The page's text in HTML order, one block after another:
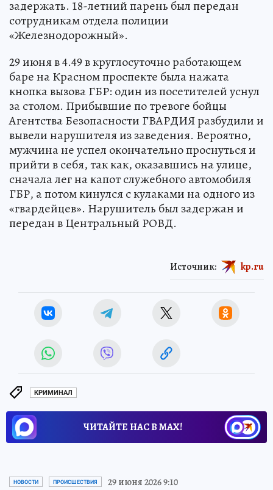
задержать. 18-летний парень был передан
сотрудникам отдела полиции
«Железнодорожный».
29 июня в 4.49 в круглосуточно работающем
баре на Красном проспекте была нажата
кнопка вызова ГБР: один из посетителей уснул
за столом. Прибывшие по тревоге бойцы
Агентства Безопасности ГВАРДИЯ разбудили и
вывели нарушителя из заведения. Вероятно,
мужчина не успел окончательно проснуться и
прийти в себя, так как, оказавшись на улице,
сначала лег на капот служебного автомобиля
ГБР, а потом кинулся с кулаками на одного из
«гвардейцев». Нарушитель был задержан и
передан в Центральный РОВД.
Источник: kp.ru
КРИМИНАЛ
ЧИТАЙТЕ НАС В МАХ!
НОВОСТИ ПРОИСШЕСТВИЯ 29 июня 2026 9:10